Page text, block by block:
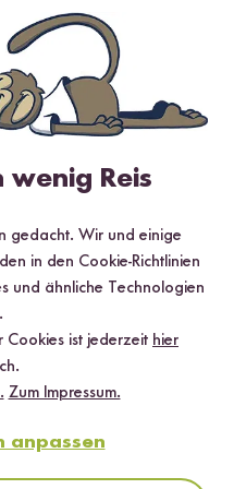
0 %
Produkt
Niedrigste Bewertung
wenig Reis
gedacht. Wir und einige
in den Cookie-Richtlinien
und ähnliche Technologien
Cookies ist jederzeit hier
Zum Impressum.
anpassen